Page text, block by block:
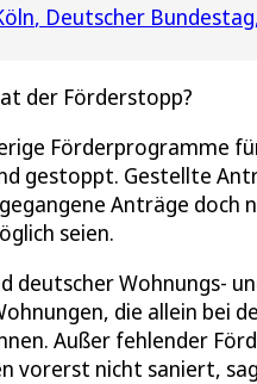
Deutscher Bundestag
der Förderstopp?
Förderprogramme
gestoppt. Gestellte
Anträge
seien.
deutscher Wohnungs-
die allein bei
Außer fehlender
vorerst nicht saniert,